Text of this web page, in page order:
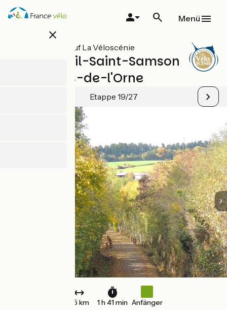
Direkt
zum
close
Menü
Alle Etappen auf La Véloscénie
Pré-en-Pail-Saint-Samson
/ Bagnoles-de-l'Orne
Etappe 19/27
25 km 1 h 41 min Anfänger